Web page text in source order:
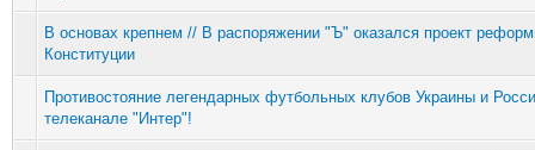
В основах крепнем // В распоряжении "Ъ" оказался проект
Конституции
Противостояние легендарных футбольных клубов Украины и
телеканале "Интер"!